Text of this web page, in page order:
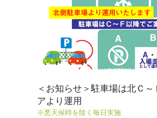
＜お知らせ＞駐車場は北Ｃ～
アより運用
※悪天候時を除く毎日実施